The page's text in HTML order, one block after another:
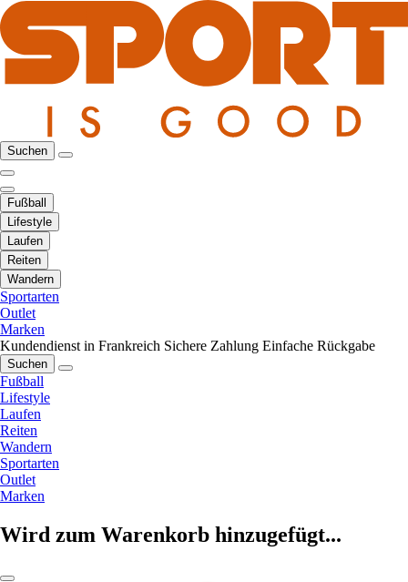
Suchen
Fußball
Lifestyle
Laufen
Reiten
Wandern
Sportarten
Outlet
Marken
Kundendienst in Frankreich Sichere Zahlung Einfache Rückgabe
Suchen
Fußball
Lifestyle
Laufen
Reiten
Wandern
Sportarten
Outlet
Marken
Wird zum Warenkorb hinzugefügt...